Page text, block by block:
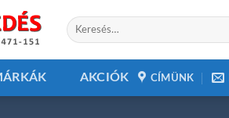
Keresés
a
AKCIÓK CÍMÜNK